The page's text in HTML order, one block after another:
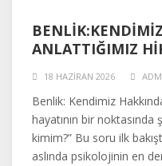
ANLATTIĞIMIZ
18 HAZIRAN 2026
Benlik: Kendimiz
hayatının bir
kimim?” Bu soru ilk
aslında psikolojinin en